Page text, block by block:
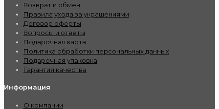
Возврат и обмен
Правила ухода за украшениями
Договор оферты
Вопросы и ответы
Подарочная карта
Политика обработки персональных данных
Подарочная упаковка
Гарантия качества
Информация
О компании